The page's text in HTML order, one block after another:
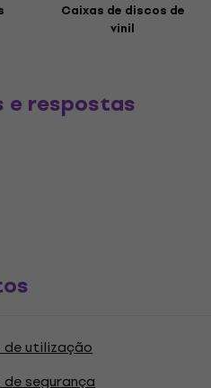
Caixas de discos de
vinil
e respostas
de utilização
segurança